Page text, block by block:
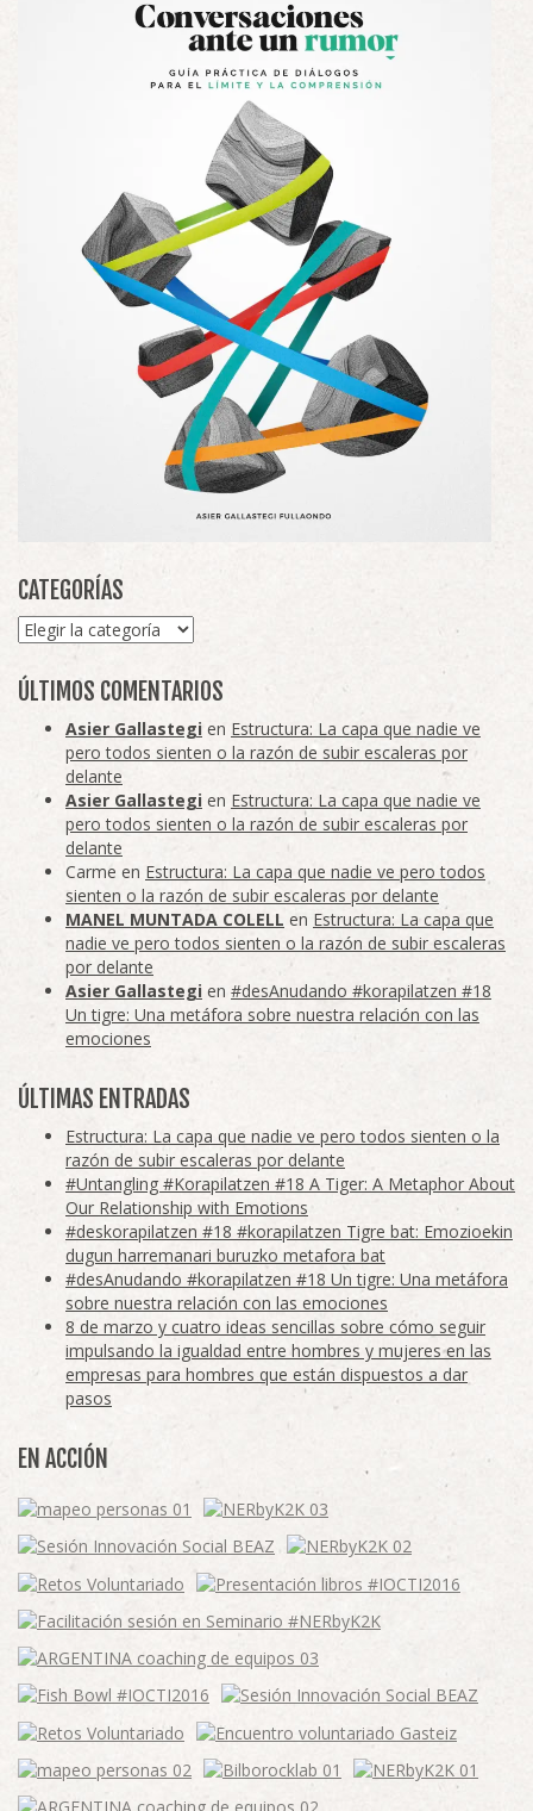
CATEGORÍAS
Categorías
ÚLTIMOS COMENTARIOS
Asier Gallastegi en Estructura: La capa que nadie ve
pero todos sienten o la razón de subir escaleras por
delante
Asier Gallastegi en Estructura: La capa que nadie ve
pero todos sienten o la razón de subir escaleras por
delante
Carme en Estructura: La capa que nadie ve pero todos
sienten o la razón de subir escaleras por delante
MANEL MUNTADA COLELL en Estructura: La capa que
nadie ve pero todos sienten o la razón de subir escaleras
por delante
Asier Gallastegi en #desAnudando #korapilatzen #18
Un tigre: Una metáfora sobre nuestra relación con las
emociones
ÚLTIMAS ENTRADAS
Estructura: La capa que nadie ve pero todos sienten o la
razón de subir escaleras por delante
#Untangling #Korapilatzen #18 A Tiger: A Metaphor About
Our Relationship with Emotions
#deskorapilatzen #18 #korapilatzen Tigre bat: Emozioekin
dugun harremanari buruzko metafora bat
#desAnudando #korapilatzen #18 Un tigre: Una metáfora
sobre nuestra relación con las emociones
8 de marzo y cuatro ideas sencillas sobre cómo seguir
impulsando la igualdad entre hombres y mujeres en las
empresas para hombres que están dispuestos a dar
pasos
EN ACCIÓN